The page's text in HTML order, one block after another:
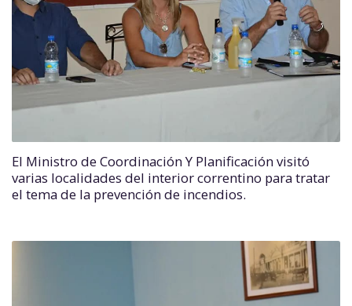
El Ministro de Coordinación Y Planificación visitó
varias localidades del interior correntino para tratar
el tema de la prevención de incendios.